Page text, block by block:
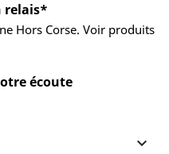
relais*
Hors Corse. Voir produits
écoute
